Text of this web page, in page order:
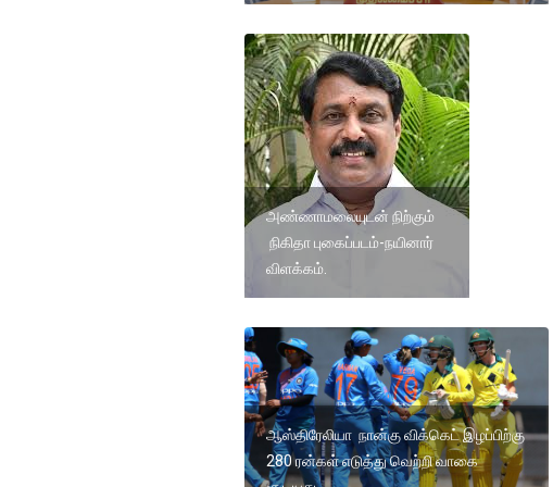
அண்ணாமலையுடன் நிற்கும்
நிகிதா புகைப்படம்-நயினார்
விளக்கம்.
ஆஸ்திரேலியா நான்கு விக்கெட் இழப்பிற்கு
280 ரன்கள் எடுத்து வெற்றி வாகை